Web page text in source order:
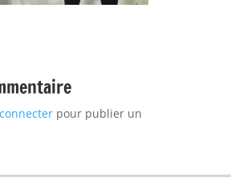
pour publier un